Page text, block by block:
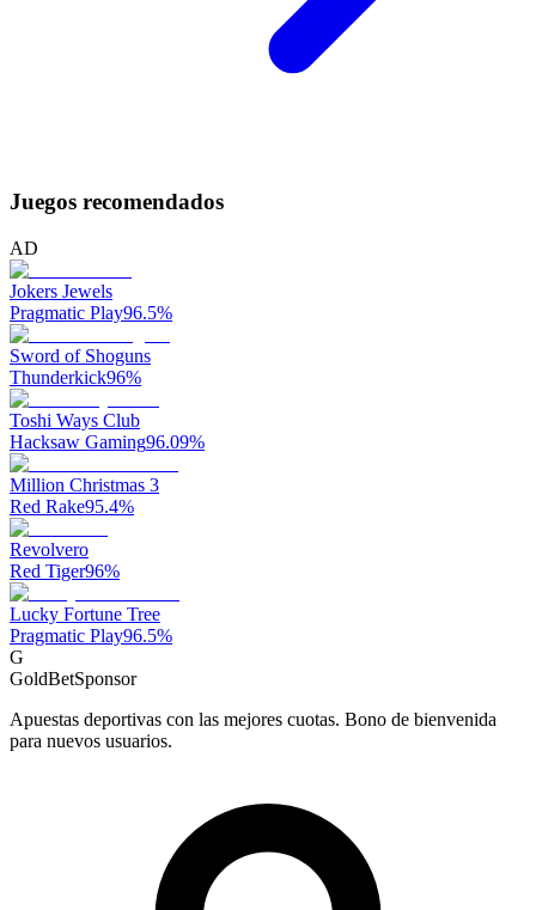
Juegos recomendados
AD
Jokers Jewels
Pragmatic Play96.5%
Sword of Shoguns
Thunderkick96%
Toshi Ways Club
Hacksaw Gaming96.09%
Million Christmas 3
Red Rake95.4%
Revolvero
Red Tiger96%
Lucky Fortune Tree
Pragmatic Play96.5%
G
GoldBetSponsor
Apuestas deportivas con las mejores cuotas. Bono de bienvenida
para nuevos usuarios.